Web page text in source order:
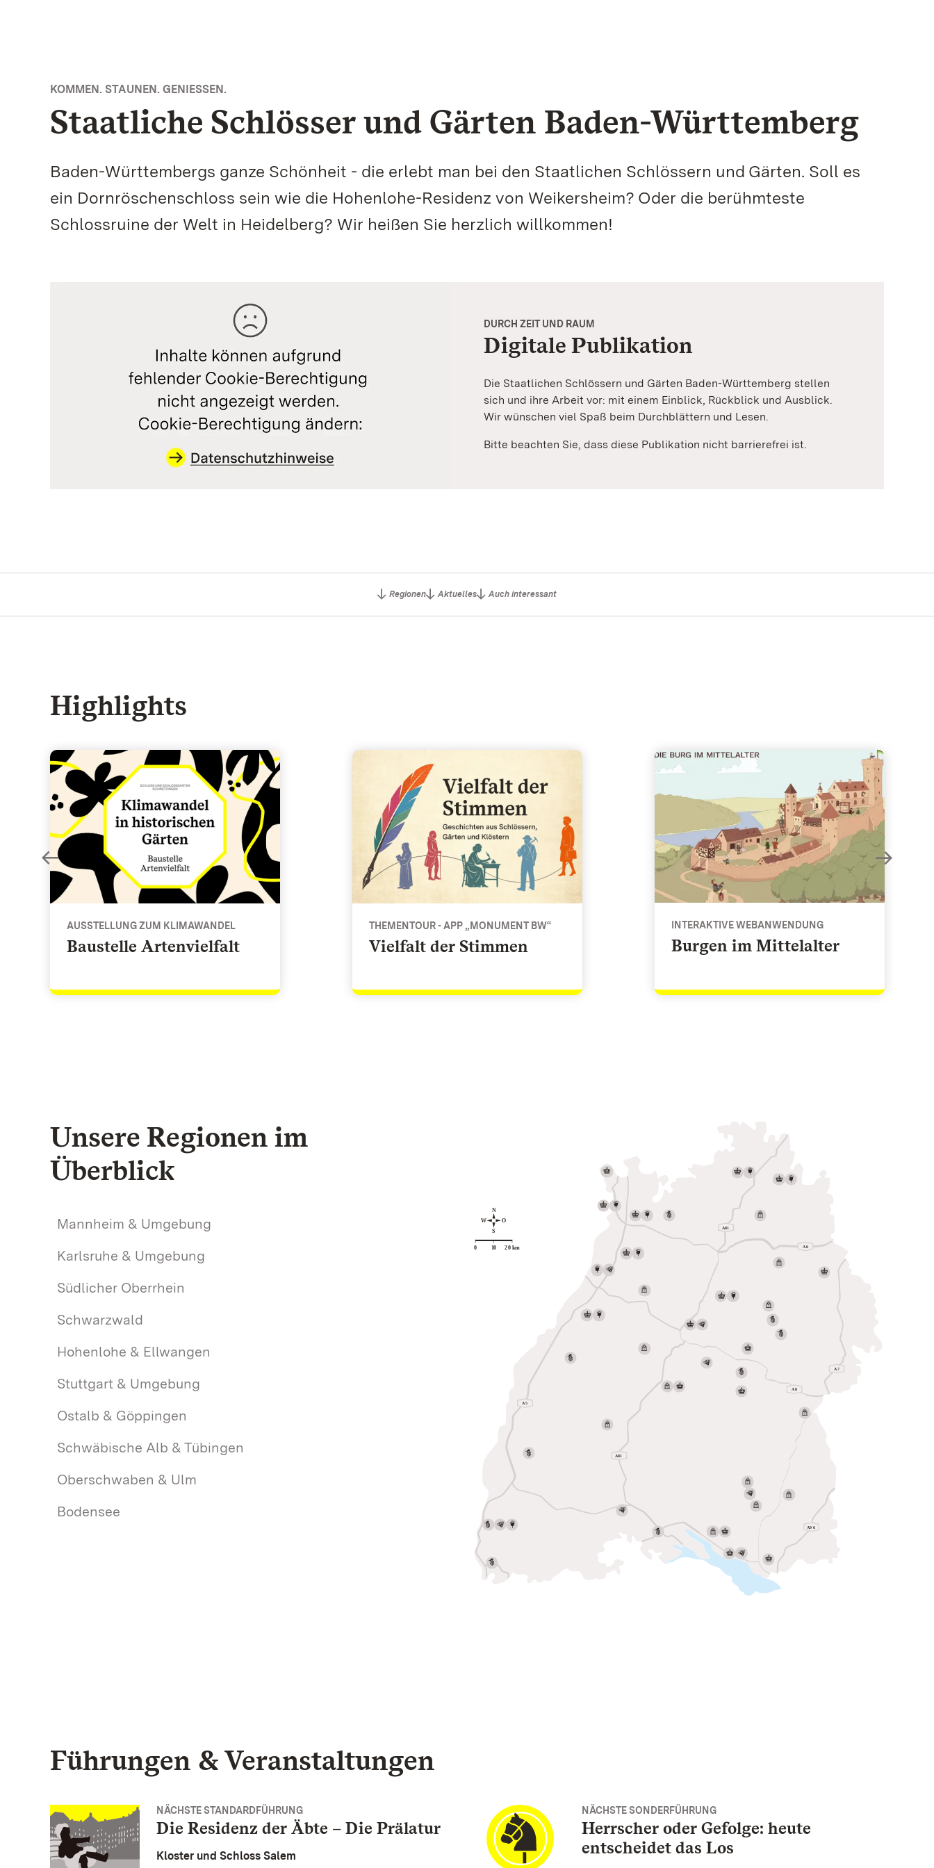
KOMMEN. STAUNEN. GENIESSEN.
Staatliche Schlösser und Gärten Baden-Württemberg
Baden-Württembergs ganze Schönheit - die erlebt man bei den Staatlichen Schlössern und Gärten. Soll es
ein Dornröschenschloss sein wie die Hohenlohe-Residenz von Weikersheim? Oder die berühmteste
Schlossruine der Welt in Heidelberg? Wir heißen Sie herzlich willkommen!
Digitale Publikation
DURCH ZEIT UND RAUM
Die Staatlichen Schlössern und Gärten Baden-Württemberg stellen
sich und ihre Arbeit vor: mit einem Einblick, Rückblick und Ausblick.
Wir wünschen viel Spaß beim Durchblättern und Lesen.
Bitte beachten Sie, dass diese Publikation nicht barrierefrei ist.
Regionen Aktuelles Auch interessant
Highlights
Baustelle Artenvielfalt
AUSSTELLUNG ZUM KLIMAWANDEL
Baustelle Artenvielfalt - Ausstellung zum Klimawandel
Vielfalt der Stimmen
THEMENTOUR - APP „MONUMENT BW“
Vielfalt der Stimmen - Thementour - App „Monument BW“
Burgen im Mittelalter
INTERAKTIVE WEBANWENDUNG
Burgen im Mittelalter - Interaktive Webanwendung
Unsere Regionen im
Überblick
Mannheim & Umgebung
Karlsruhe & Umgebung
Südlicher Oberrhein
Schwarzwald
Hohenlohe & Ellwangen
Stuttgart & Umgebung
Ostalb & Göppingen
Schwäbische Alb & Tübingen
Oberschwaben & Ulm
Bodensee
Führungen & Veranstaltungen
Die Residenz der Äbte – Die Prälatur
NÄCHSTE STANDARDFÜHRUNG
Kloster und Schloss Salem
Herrscher oder Gefolge: heute
entscheidet das Los
NÄCHSTE SONDERFÜHRUNG